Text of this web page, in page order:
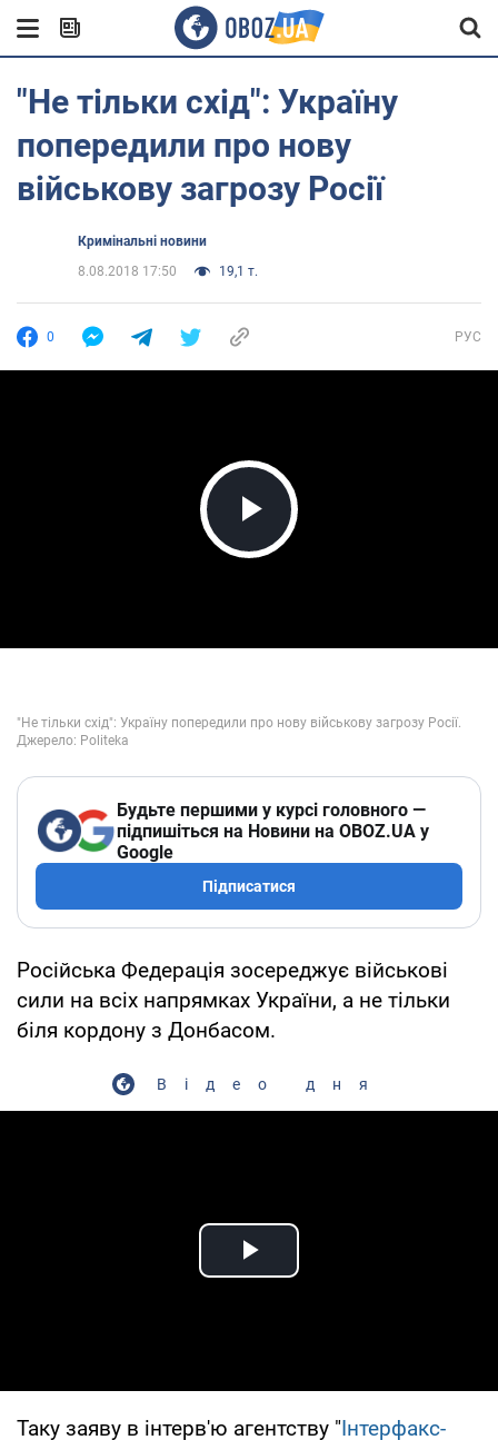
"Не тільки схід": Україну
попередили про нову
військову загрозу Росії
Кримінальні новини
8.08.2018 17:50
19,1 т.
0 РУС
Play Video
Будьте першими у курсі головного —
підпишіться на Новини на OBOZ.UA у
Google
Підписатися
Російська Федерація зосереджує військові
сили на всіх напрямках України, а не тільки
біля кордону з Донбасом.
Відео дня
Play Video
Таку заяву в інтерв'ю агентству "Інтерфакс-